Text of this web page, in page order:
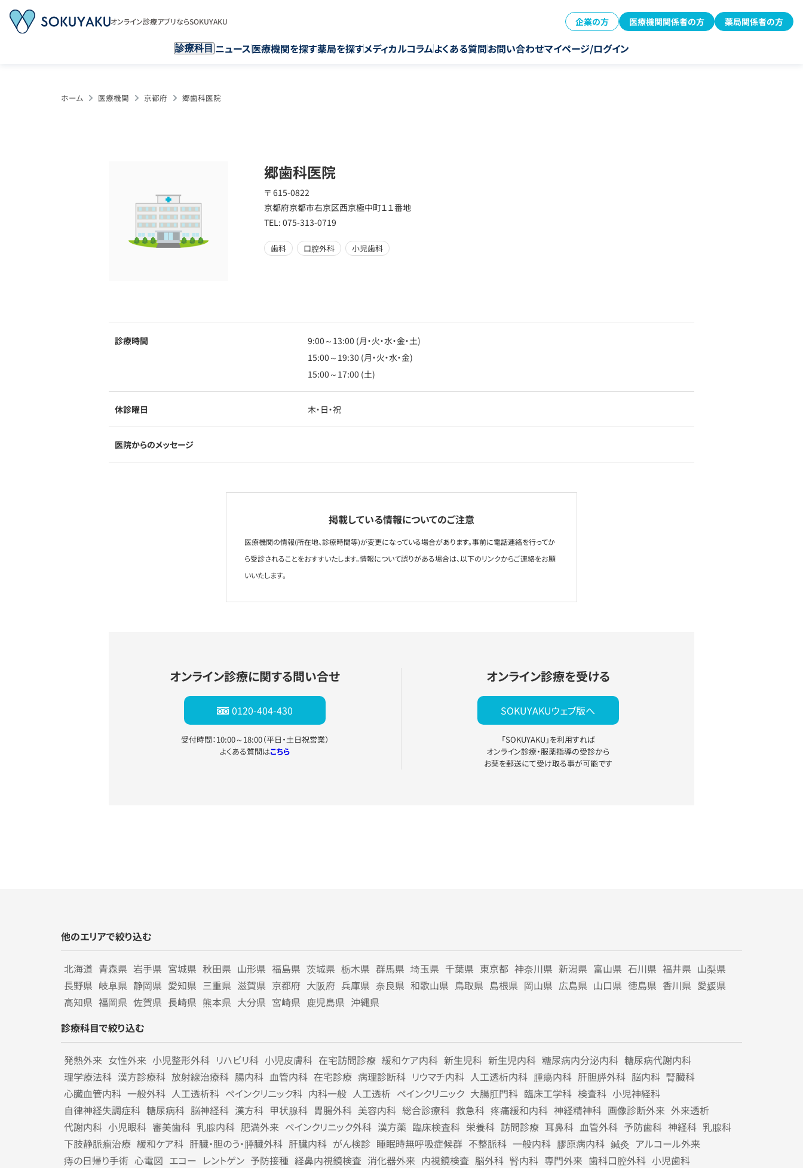
オンライン診療アプリならSOKUYAKU 企業の方 医療機関関係者の方 薬局関係者の方
診療科目 ニュース医療機関を探す薬局を探すメディカルコラムよくある質問お問い合わせマイページ/ログイン
ホーム 医療機関 京都府 郷歯科医院
郷歯科医院
〒 615-0822
京都府京都市右京区西京極中町１１番地
TEL: 075-313-0719
歯科 口腔外科 小児歯科
診療時間
9:00～13:00 (月・火・水・金・土)
15:00～19:30 (月・火・水・金)
15:00～17:00 (土)
休診曜日 木・日・祝
医院からのメッセージ
掲載している情報についてのご注意
医療機関の情報(所在地、診療時間等)が変更になっている場合があります。事前に電話連絡を行ってか
ら受診されることをおすすいたします。情報について誤りがある場合は、以下のリンクからご連絡をお願
いいたします。
オンライン診療に関する問い合せ
0120-404-430
受付時間：10:00～18:00（平日・土日祝営業）
よくある質問はこちら
オンライン診療を受ける
SOKUYAKUウェブ版へ
「SOKUYAKU」を利用すれば
オンライン診療・服薬指導の受診から
お薬を郵送にて受け取る事が可能です
他のエリアで絞り込む
北海道 青森県 岩手県 宮城県 秋田県 山形県 福島県 茨城県 栃木県 群馬県 埼玉県 千葉県 東京都 神奈川県 新潟県 富山県 石川県 福井県 山梨県
長野県 岐阜県 静岡県 愛知県 三重県 滋賀県 京都府 大阪府 兵庫県 奈良県 和歌山県 鳥取県 島根県 岡山県 広島県 山口県 徳島県 香川県 愛媛県
高知県 福岡県 佐賀県 長崎県 熊本県 大分県 宮崎県 鹿児島県 沖縄県
診療科目で絞り込む
発熱外来 女性外来 小児整形外科 リハビリ科 小児皮膚科 在宅訪問診療 緩和ケア内科 新生児科 新生児内科 糖尿病内分泌内科 糖尿病代謝内科
理学療法科 漢方診療科 放射線治療科 腸内科 血管内科 在宅診療 病理診断科 リウマチ内科 人工透析内科 腫瘍内科 肝胆膵外科 脳内科 腎臓科
心臓血管内科 一般外科 人工透析科 ペインクリニック科 内科一般 人工透析 ペインクリニック 大腸肛門科 臨床工学科 検査科 小児神経科
自律神経失調症科 糖尿病科 脳神経科 漢方科 甲状腺科 胃腸外科 美容内科 総合診療科 救急科 疼痛緩和内科 神経精神科 画像診断外来 外来透析
代謝内科 小児眼科 審美歯科 乳腺内科 肥満外来 ペインクリニック外科 漢方薬 臨床検査科 栄養科 訪問診療 耳鼻科 血管外科 予防歯科 神経科 乳腺科
下肢静脈瘤治療 緩和ケア科 肝臓・胆のう・膵臓外科 肝臓内科 がん検診 睡眠時無呼吸症候群 不整脈科 一般内科 膠原病内科 鍼灸 アルコール外来
痔の日帰り手術 心電図 エコー レントゲン 予防接種 経鼻内視鏡検査 消化器外来 内視鏡検査 脳外科 腎内科 専門外来 歯科口腔外科 小児歯科